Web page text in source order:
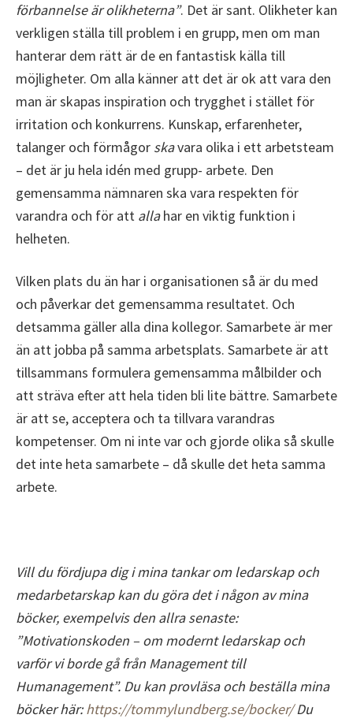
förbannelse är olikheterna”. Det är sant. Olikheter kan
verkligen ställa till problem i en grupp, men om man
hanterar dem rätt är de en fantastisk källa till
möjligheter. Om alla känner att det är ok att vara den
man är skapas inspiration och trygghet i stället för
irritation och konkurrens. Kunskap, erfarenheter,
talanger och förmågor skavara olika i ett arbetsteam
– det är ju hela idén med grupp- arbete. Den
gemensamma nämnaren ska vara respekten för
varandra och för att allahar en viktig funktion i
helheten.
Vilken plats du än har i organisationen så är du med
och påverkar det gemensamma resultatet. Och
detsamma gäller alla dina kollegor. Samarbete är mer
än att jobba på samma arbetsplats. Samarbete är att
tillsammans formulera gemensamma målbilder och
att sträva efter att hela tiden bli lite bättre. Samarbete
är att se, acceptera och ta tillvara varandras
kompetenser. Om ni inte var och gjorde olika så skulle
det inte heta samarbete – då skulle det heta samma
arbete.
Vill du fördjupa dig i mina tankar om ledarskap och
medarbetarskap kan du göra det i någon av mina
böcker, exempelvis den allra senaste:
”Motivationskoden – om modernt ledarskap och
varför vi borde gå från Management till
Humanagement”. Du kan provläsa och beställa mina
böcker här:https://tommylundberg.se/bocker/Du